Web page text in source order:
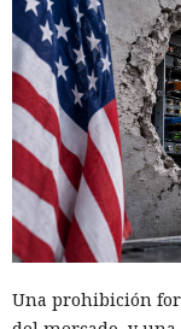
Una prohibición